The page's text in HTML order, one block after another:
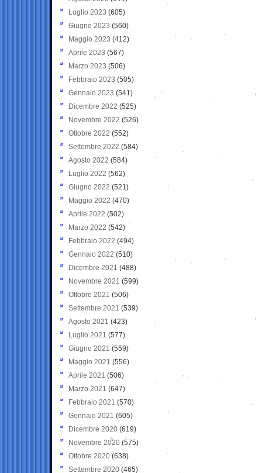
Luglio 2023 (605)
Giugno 2023 (560)
Maggio 2023 (412)
Aprile 2023 (567)
Marzo 2023 (506)
Febbraio 2023 (505)
Gennaio 2023 (541)
Dicembre 2022 (525)
Novembre 2022 (526)
Ottobre 2022 (552)
Settembre 2022 (584)
Agosto 2022 (584)
Luglio 2022 (562)
Giugno 2022 (521)
Maggio 2022 (470)
Aprile 2022 (502)
Marzo 2022 (542)
Febbraio 2022 (494)
Gennaio 2022 (510)
Dicembre 2021 (488)
Novembre 2021 (599)
Ottobre 2021 (506)
Settembre 2021 (539)
Agosto 2021 (423)
Luglio 2021 (577)
Giugno 2021(559)
Maggio 2021 (556)
Aprile 2021 (506)
Marzo 2021 (647)
Febbraio 2021 (570)
Gennaio 2021 (605)
Dicembre 2020 (619)
Novembre 2020 (575)
Ottobre 2020 (638)
Settembre 2020(465)